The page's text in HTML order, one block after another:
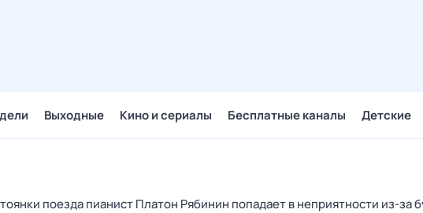
Выходные Кино и сериалы Бесплатные каналы Детские
поезда пианист Платон Рябинин попадает в неприятности из-за